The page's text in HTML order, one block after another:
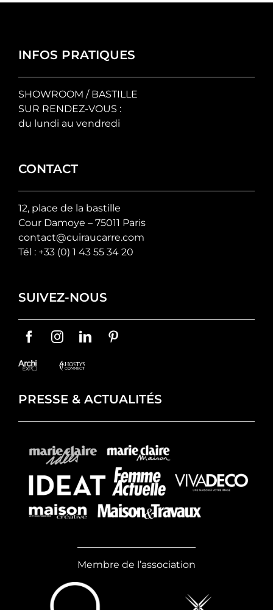
INFOS PRATIQUES
SHOWROOM / BASTILLE
SUR RENDEZ-VOUS :
du lundi au vendredi
CONTACT
12, place de la bastille
Cour Damoye – 75011 Paris
contact@cuiraucarre.com
Tél : +33 (0) 1 43 55 34 20
SUIVEZ-NOUS
PRESSE & ACTUALITÉS
Membre de l’association